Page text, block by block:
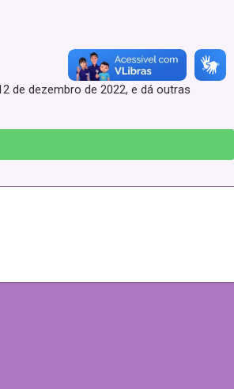
de dezembro de 2022, e dá outras